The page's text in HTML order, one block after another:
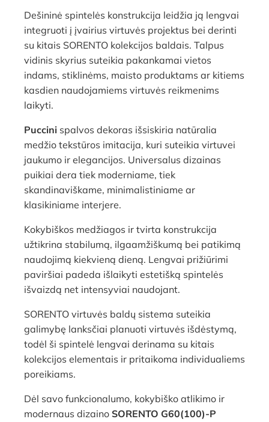
Dešininė spintelės konstrukcija leidžia ją lengvai
integruoti į įvairius virtuvės projektus bei derinti
su kitais SORENTO kolekcijos baldais. Talpus
vidinis skyrius suteikia pakankamai vietos
indams, stiklinėms, maisto produktams ar kitiems
kasdien naudojamiems virtuvės reikmenims
laikyti.
Puccini spalvos dekoras išsiskiria natūralia
medžio tekstūros imitacija, kuri suteikia virtuvei
jaukumo ir elegancijos. Universalus dizainas
puikiai dera tiek moderniame, tiek
skandinaviškame, minimalistiniame ar
klasikiniame interjere.
Kokybiškos medžiagos ir tvirta konstrukcija
užtikrina stabilumą, ilgaamžiškumą bei patikimą
naudojimą kiekvieną dieną. Lengvai prižiūrimi
paviršiai padeda išlaikyti estetišką spintelės
išvaizdą net intensyviai naudojant.
SORENTO virtuvės baldų sistema suteikia
galimybę lanksčiai planuoti virtuvės išdėstymą,
todėl ši spintelė lengvai derinama su kitais
kolekcijos elementais ir pritaikoma individualiems
poreikiams.
Dėl savo funkcionalumo, kokybiško atlikimo ir
modernaus dizaino SORENTO G60(100)-P